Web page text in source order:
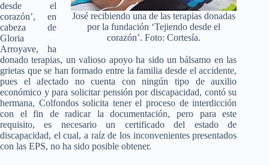
José recibiendo una de las terapias donadas
por la fundación ‘Tejiendo desde el
corazón’. Foto: Cortesía.
desde el
corazón’, en
cabeza de
Gloria
Arroyave, ha
donado terapias, un valioso apoyo ha sido un bálsamo en las
grietas que se han formado entre la familia desde el accidente,
pues el afectado no cuenta con ningún tipo de auxilio
económico y para solicitar pensión por discapacidad, contó su
hermana, Colfondos solicita tener el proceso de interdicción
con el fin de radicar la documentación, pero para este
requisito, es necesario un certificado del estado de
discapacidad, el cual, a raíz de los inconvenientes presentados
con las EPS, no ha sido posible obtener.